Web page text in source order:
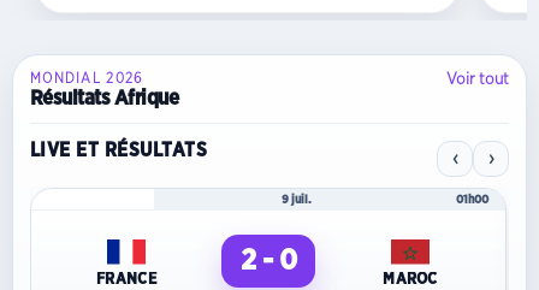
MONDIAL 2026
Résultats Afrique
Voir tout
LIVE ET RÉSULTATS ‹ ›
9 juil. 01h00
FRANCE
2 - 0
MAROC